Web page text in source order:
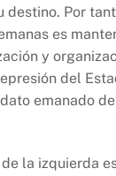
destino. Por
es
y
del
emanado
la izquierda